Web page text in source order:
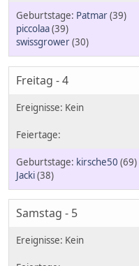
Patmar(39)
piccolaa(39)
swissgrower(30)
Freitag - 4
kirsche50 (69)
Jacki(38)
Samstag - 5